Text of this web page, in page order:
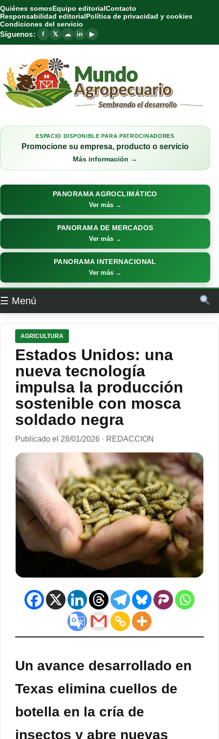
Quiénes somosEquipo editorialContacto
Responsabilidad editorialPolítica de privacidad y cookies
Condiciones del servicio
Síguenos: f 𝕏 ☁ in ▶
ESPACIO DISPONIBLE PARA PATROCINADORES
Promocione su empresa, producto o servicio
Más información →
PANORAMA AGROCLIMÁTICO
Ver más →
PANORAMA DE MERCADOS
Ver más →
PANORAMA INTERNACIONAL
Ver más →
☰ Menú
AGRICULTURA
Estados Unidos: una
nueva tecnología
impulsa la producción
sostenible con mosca
soldado negra
Publicado el 28/01/2026 · REDACCION
Un avance desarrollado en
Texas elimina cuellos de
botella en la cría de
insectos y abre nuevas